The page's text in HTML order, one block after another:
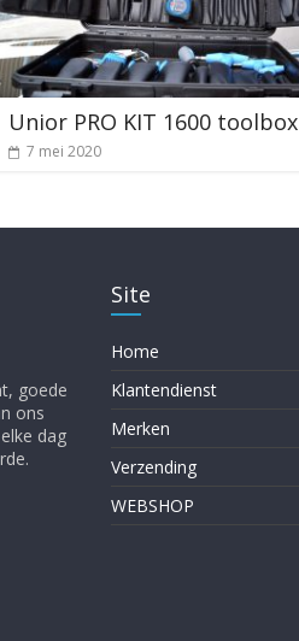
Unior PRO KIT 1600 toolbox
7 mei 2020
goede
ons
dag
Site
Home
Klantendienst
Merken
Verzending
WEBSHOP